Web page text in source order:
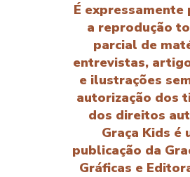
É expressamente
a reprodução
parcial de
entrevistas,
e ilustrações
autorização dos
dos direitos
Graça Kids é
publicação da
Gráficas e